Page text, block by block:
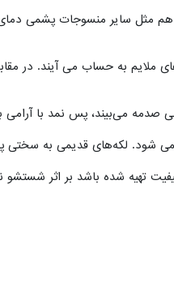
مثل سایر منسوجات پشمی
ملایم به حساب می آیند. در
صدمه می‌بیند، پس نمد با آرامی
شود. لکه‌های قدیمی به
تهیه شده باشد بر اثر